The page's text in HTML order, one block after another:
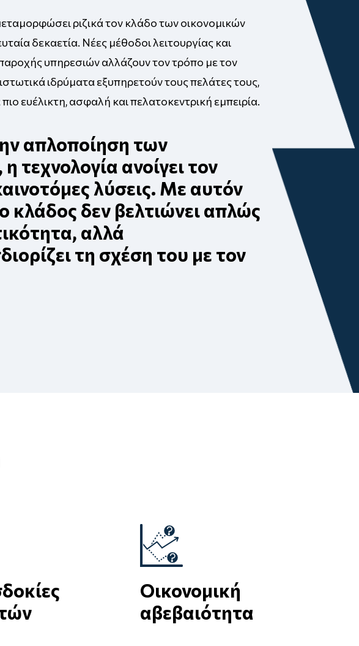
ριζικά τον κλάδο των οικονομικών
δεκαετία. Νέες μέθοδοι λειτουργίας και
υπηρεσιών αλλάζουν τον τρόπο με τον
ιδρύματα εξυπηρετούν τους πελάτες τους,
ευέλικτη, ασφαλή και πελατοκεντρική εμπειρία.
απλοποίηση των
τεχνολογία ανοίγει τον
λύσεις. Με αυτόν
κλάδος δεν βελτιώνει απλώς
αλλά
τη σχέση του με τον
Οικονομική
αβεβαιότητα